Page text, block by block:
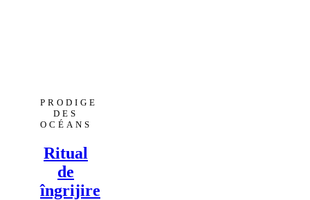
PRODIGE
DES
OCÉANS
Ritual
de
îngrijire